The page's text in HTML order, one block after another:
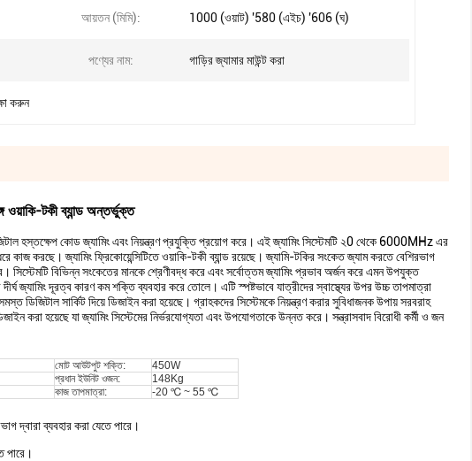
আয়তন (মিমি): 1000 (ওয়াট) '580 (এইচ) '606 (ঘ)
পণ্যের নাম: গাড়ির জ্যামার মাউন্ট করা
করুন
ওয়াকি-টকী ব্যান্ড অন্তর্ভুক্ত
হস্তক্ষেপ কোড জ্যামিং এবং নিয়ন্ত্রণ প্রযুক্তি প্রয়োগ করে। এই জ্যামিং সিস্টেমটি ২0 থেকে 6000MHz এর
করছে। জ্যামিং ফ্রিকোয়েন্সিটিতে ওয়াকি-টকী ব্যান্ড রয়েছে। জ্যামি-টকির সংকেত জ্যাম করতে বেশিরভাগ
বিভিন্ন সংকেতের মানকে শ্রেণীবদ্ধ করে এবং সর্বোত্তম জ্যামিং প্রভাব অর্জন করে এমন উপযুক্ত
জ্যামিং দূরত্ব কারণ কম শক্তি ব্যবহার করে তোলে। এটি স্পষ্টভাবে যাত্রীদের স্বাস্থ্যের উপর উচ্চ তাপমাত্রা
সার্কিট দিয়ে ডিজাইন করা হয়েছে। গ্রাহকদের সিস্টেমকে নিয়ন্ত্রণ করার সুবিধাজনক উপায় সরবরাহ
করা হয়েছে যা জ্যামিং সিস্টেমের নির্ভরযোগ্যতা এবং উপযোগতাকে উন্নত করে। সন্ত্রাসবাদ বিরোধী কর্মী ও জন
মোট আউটপুট শক্তি:
450W
প্রধান ইউনিট ওজন:
148Kg
কাজ তাপমাত্রা: -20 ℃ ~ 55 ℃
দ্বারা ব্যবহার করা যেতে পারে।
পারে।